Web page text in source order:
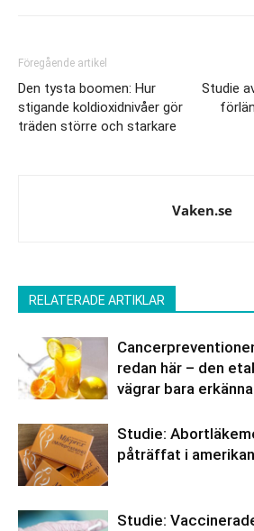
Föregående artikel
Den tysta boomen: Hur
stigande koldioxidnivåer gör
träden större och starkare
Studie
Vaken.se
RELATERADE ARTIKLAR
redan här – den
vägrar bara
Studie:
påträffat i
Studie: